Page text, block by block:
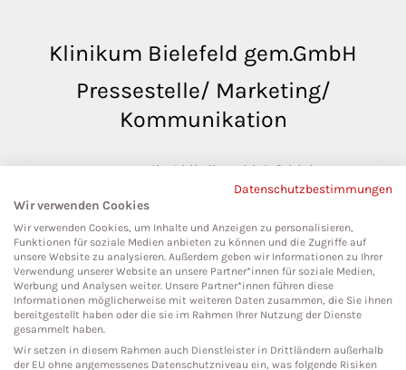
Klinikum Bielefeld gem.GmbH
Pressestelle/ Marketing/
Kommunikation
pressestelle@klinikumbielefeld.de
Teutoburger Str. 50
33604 Bielefeld
Social Media
Datenschutzbestimmungen
Wir verwenden Cookies
Wir verwenden Cookies, um Inhalte und Anzeigen zu personalisieren,
Funktionen für soziale Medien anbieten zu können und die Zugriffe auf
unsere Website zu analysieren. Außerdem geben wir Informationen zu Ihrer
Verwendung unserer Website an unsere Partner*innen für soziale Medien,
Werbung und Analysen weiter. Unsere Partner*innen führen diese
Informationen möglicherweise mit weiteren Daten zusammen, die Sie ihnen
bereitgestellt haben oder die sie im Rahmen Ihrer Nutzung der Dienste
gesammelt haben.
Wir setzen in diesem Rahmen auch Dienstleister in Drittländern außerhalb
der EU ohne angemessenes Datenschutzniveau ein, was folgende Risiken